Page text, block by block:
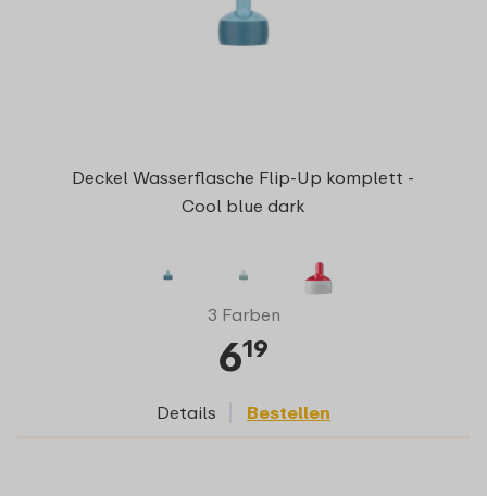
Deckel Wasserflasche Flip-Up komplett -
Cool blue dark
3 Farben
619
Details Bestellen